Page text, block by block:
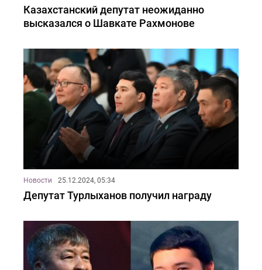
Казахстанский депутат неожиданно
высказался о Шавкате Рахмонове
Новости 25.12.2024, 05:34
Депутат Турлыханов получил награду